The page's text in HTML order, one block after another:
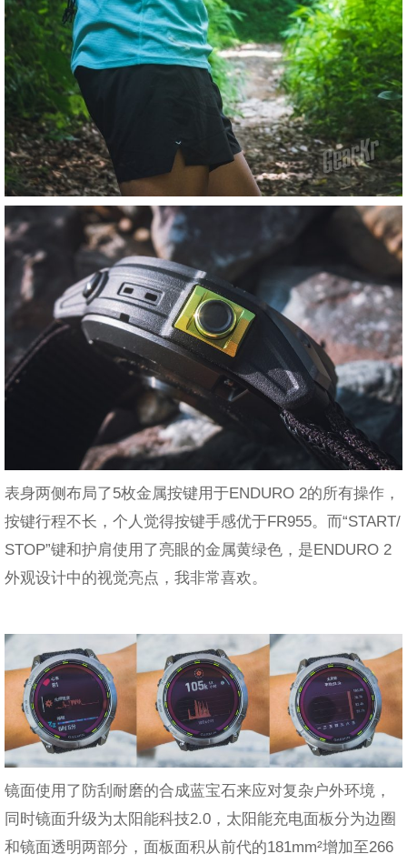
表身两侧布局了5枚金属按键用于ENDURO 2的所有操作，
按键行程不长，个人觉得按键手感优于FR955。而“START/
STOP”键和护肩使用了亮眼的金属黄绿色，是ENDURO 2
外观设计中的视觉亮点，我非常喜欢。
镜面使用了防刮耐磨的合成蓝宝石来应对复杂户外环境，
同时镜面升级为太阳能科技2.0，太阳能充电面板分为边圈
和镜面透明两部分，面板面积从前代的181mm²增加至266